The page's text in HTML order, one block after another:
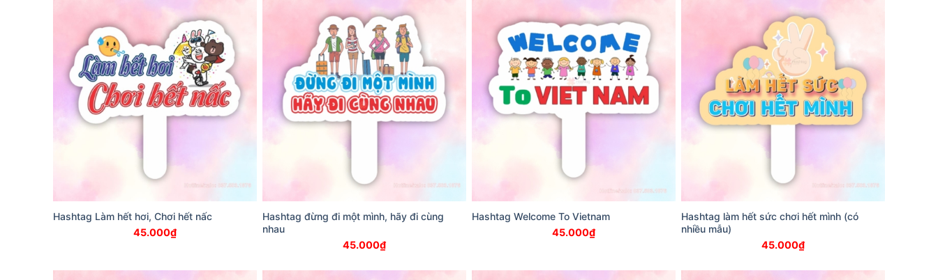
Hashtag Làm hết hơi, Chơi hết nấc
45.000₫
Hashtag đừng đi một mình, hãy đi cùng
nhau
45.000₫
Hashtag Welcome To Vietnam
45.000₫
Hashtag làm hết sức chơi hết mình (có
nhiều mẫu)
45.000₫